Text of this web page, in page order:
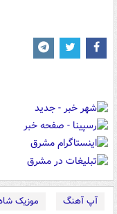
آپ آهنگ موزیک